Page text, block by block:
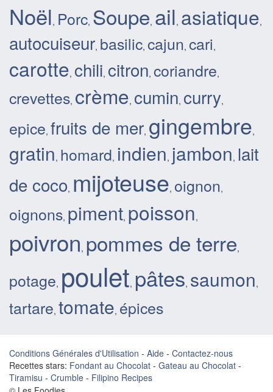
Noël, Porc, Soupe, ail, asiatique,
autocuiseur, basilic, cajun, cari,
carotte, chili, citron, coriandre,
crevettes, crème, cumin, curry,
epice, fruits de mer, gingembre,
gratin, homard, indien, jambon, lait
de coco, mijoteuse, oignon,
oignons, piment, poisson,
poivron, pommes de terre,
potage, poulet, pâtes, saumon,
tartare, tomate, épices
Conditions Générales d'Utilisation - Aide - Contactez-nous
Recettes stars: Fondant au Chocolat - Gateau au Chocolat -
Tiramisu - Crumble - Filipino Recipes